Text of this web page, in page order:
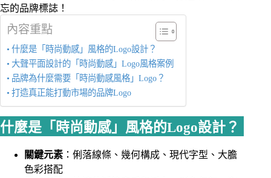
忘的品牌標誌！
內容重點
什麼是「時尚動感」風格的Logo設計？
大聲平面設計的「時尚動感」Logo風格案例
品牌為什麼需要「時尚動感風格」Logo？
打造真正能打動市場的品牌Logo
什麼是「時尚動感」風格的Logo設計？
關鍵元素 ：俐落線條、幾何構成、現代字型、大膽
色彩搭配